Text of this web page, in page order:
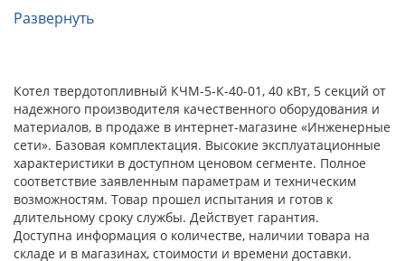
Развернуть
Котел твердотопливный КЧМ-5-К-40-01, 40 кВт, 5 секций от
надежного производителя качественного оборудования и
материалов, в продаже в интернет-магазине «Инженерные
сети». Базовая комплектация. Высокие эксплуатационные
характеристики в доступном ценовом сегменте. Полное
соответствие заявленным параметрам и техническим
возможностям. Товар прошел испытания и готов к
длительному сроку службы. Действует гарантия.
Доступна информация о количестве, наличии товара на
складе и в магазинах, стоимости и времени доставки.